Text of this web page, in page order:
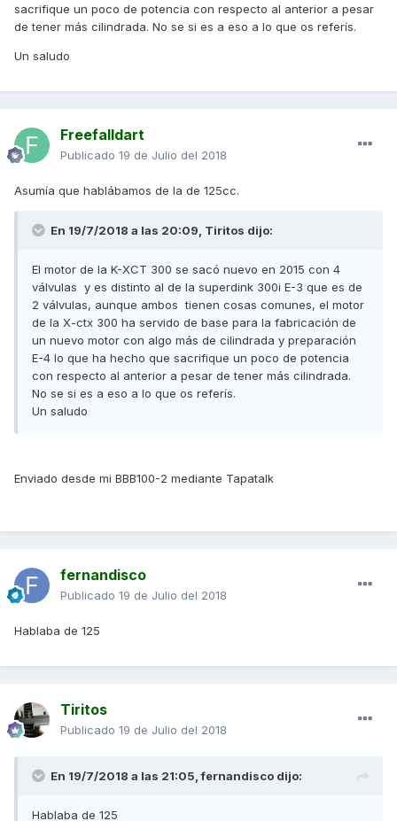
sacrifique un poco de potencia con respecto al anterior a pesar
de tener más cilindrada. No se si es a eso a lo que os referís.
Un saludo
Freefalldart
Publicado 19 de Julio del 2018
Asumía que hablábamos de la de 125cc.
En 19/7/2018 a las 20:09, Tiritos dijo:
El motor de la K-XCT 300 se sacó nuevo en 2015 con 4
válvulas y es distinto al de la superdink 300i E-3 que es de
2 válvulas, aunque ambos tienen cosas comunes, el motor
de la X-ctx 300 ha servido de base para la fabricación de
un nuevo motor con algo más de cilindrada y preparación
E-4 lo que ha hecho que sacrifique un poco de potencia
con respecto al anterior a pesar de tener más cilindrada.
No se si es a eso a lo que os referís.
Un saludo
Enviado desde mi BBB100-2 mediante Tapatalk
fernandisco
Publicado 19 de Julio del 2018
Hablaba de 125
Tiritos
Publicado 19 de Julio del 2018
En 19/7/2018 a las 21:05,fernandisco dijo:
Hablaba de 125